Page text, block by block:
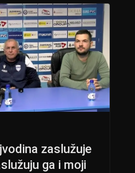
zaslužuje
ga i moji